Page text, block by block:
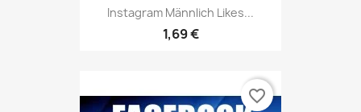
Instagram Männlich Likes...
1,69 €
favorite_border